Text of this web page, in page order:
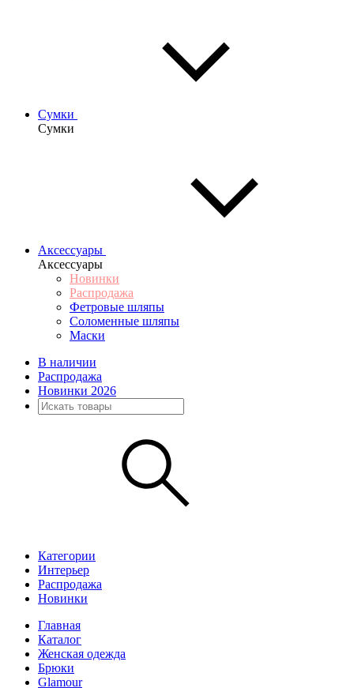
Сумки
Сумки
Аксессуары
Аксессуары
Новинки
Распродажа
Фетровые шляпы
Соломенные шляпы
Маски
В наличии
Распродажа
Новинки 2026
Категории
Интерьер
Распродажа
Новинки
Главная
Каталог
Женская одежда
Брюки
Glamour